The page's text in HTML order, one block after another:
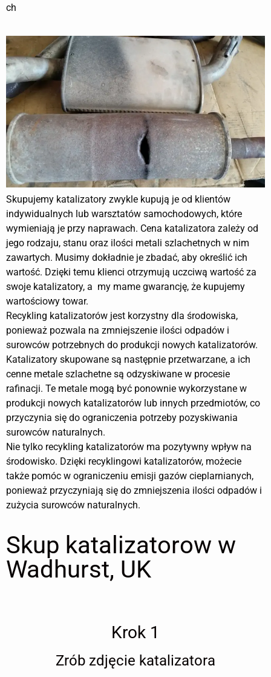
ch
Skupujemy katalizatory zwykle kupują je od klientów
indywidualnych lub warsztatów samochodowych, które
wymieniają je przy naprawach. Cena katalizatora zależy od
jego rodzaju, stanu oraz ilości metali szlachetnych w nim
zawartych. Musimy dokładnie je zbadać, aby określić ich
wartość. Dzięki temu klienci otrzymują uczciwą wartość za
swoje katalizatory, a my mame gwarancję, że kupujemy
wartościowy towar.
Recykling katalizatorów jest korzystny dla środowiska,
ponieważ pozwala na zmniejszenie ilości odpadów i
surowców potrzebnych do produkcji nowych katalizatorów.
Katalizatory skupowane są następnie przetwarzane, a ich
cenne metale szlachetne są odzyskiwane w procesie
rafinacji. Te metale mogą być ponownie wykorzystane w
produkcji nowych katalizatorów lub innych przedmiotów, co
przyczynia się do ograniczenia potrzeby pozyskiwania
surowców naturalnych.
Nie tylko recykling katalizatorów ma pozytywny wpływ na
środowisko. Dzięki recyklingowi katalizatorów, możecie
także pomóc w ograniczeniu emisji gazów cieplarnianych,
ponieważ przyczyniają się do zmniejszenia ilości odpadów i
zużycia surowców naturalnych.
Skup katalizatorow w
Wadhurst, UK
Krok 1
Zrób zdjęcie katalizatora